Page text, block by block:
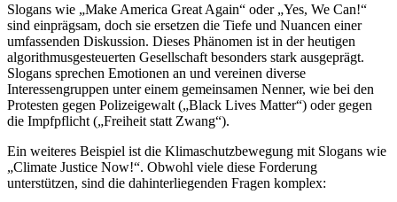
Slogans wie „Make America Great Again“ oder „Yes, We Can!“
sind einprägsam, doch sie ersetzen die Tiefe und Nuancen einer
umfassenden Diskussion. Dieses Phänomen ist in der heutigen
algorithmusgesteuerten Gesellschaft besonders stark ausgeprägt.
Slogans sprechen Emotionen an und vereinen diverse
Interessengruppen unter einem gemeinsamen Nenner, wie bei den
Protesten gegen Polizeigewalt („Black Lives Matter“) oder gegen
die Impfpflicht („Freiheit statt Zwang“).
Ein weiteres Beispiel ist die Klimaschutzbewegung mit Slogans wie
„Climate Justice Now!“. Obwohl viele diese Forderung
unterstützen, sind die dahinterliegenden Fragen komplex: